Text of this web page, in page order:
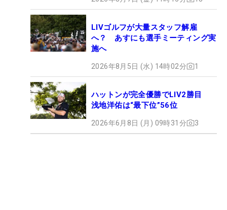
LIVゴルフが大量スタッフ解雇
へ？ あすにも選手ミーティング実
施へ
2026年8月5日 (水) 14時02分 1
ハットンが完全優勝でLIV2勝目
浅地洋佑は“最下位”56位
2026年6月8日 (月) 09時31分 3